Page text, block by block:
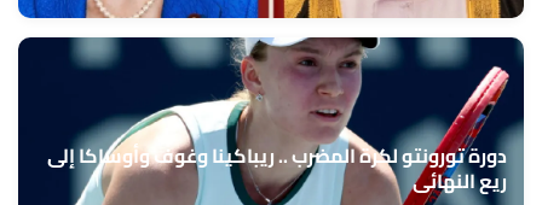
دورة تورونتو لكرة المضرب .. ريباكينا وغوف وأوساكا إلى
ريع النهائي